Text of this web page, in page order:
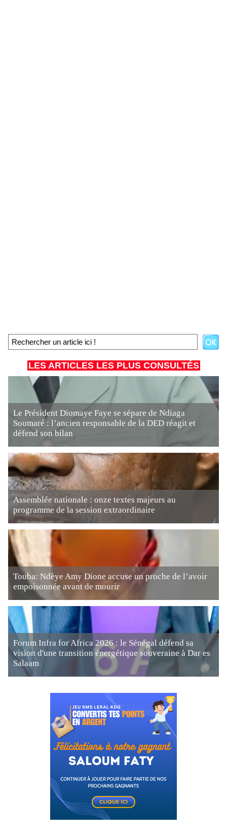
LES ARTICLES LES PLUS CONSULTÉS
Le Président Diomaye Faye se sépare de Ndiaga
Soumaré : l’ancien responsable de la DED réagit et
défend son bilan
Assemblée nationale : onze textes majeurs au
programme de la session extraordinaire
Touba: Ndèye Amy Dione accuse un proche de l’avoir
empoisonnée avant de mourir
Forum Infra for Africa 2026 : le Sénégal défend sa
vision d'une transition énergétique souveraine à Dar es
Salaam